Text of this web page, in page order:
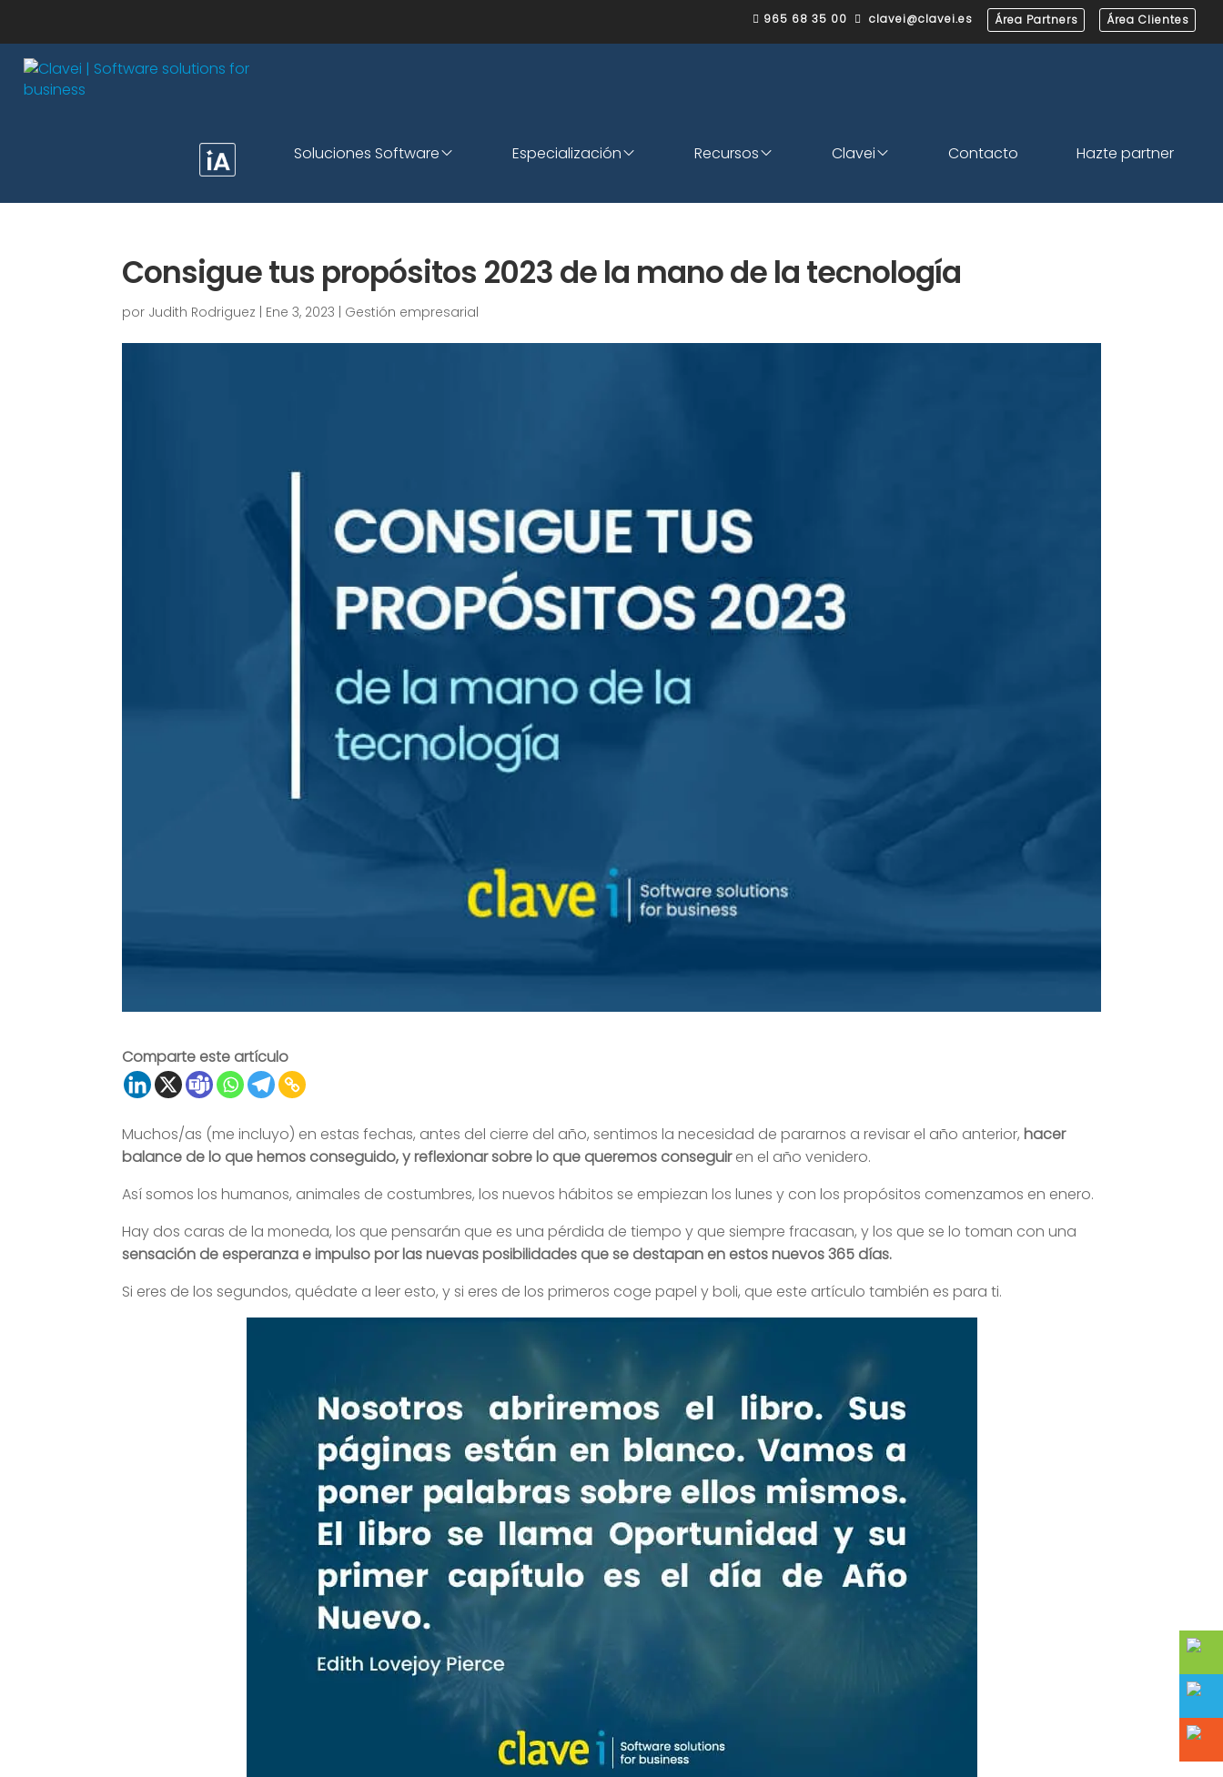
 965 68 35 00  clavei@clavei.es Área Partners Área Clientes
Soluciones Software Especialización Recursos Clavei Contacto Hazte partner
Consigue tus propósitos 2023 de la mano de la tecnología
por Judith Rodriguez Ene 3, 2023 Gestión empresarial
Comparte este artículo
Muchos/as (me incluyo) en estas fechas, antes del cierre del año, sentimos la necesidad de pararnos a revisar el año anterior,hacer
balance de lo que hemos conseguido, y reflexionar sobre lo que queremos conseguiren el año venidero.
Así somos los humanos, animales de costumbres, los nuevos hábitos se empiezan los lunes y con los propósitos comenzamos en enero.
Hay dos caras de la moneda, los que pensarán que es una pérdida de tiempo y que siempre fracasan, y los que se lo toman con una
sensación de esperanza e impulso por las nuevas posibilidades que se destapan en estos nuevos 365 días.
Si eres de los segundos, quédate a leer esto, y si eres de los primeros coge papel y boli, que este artículo también es para ti.